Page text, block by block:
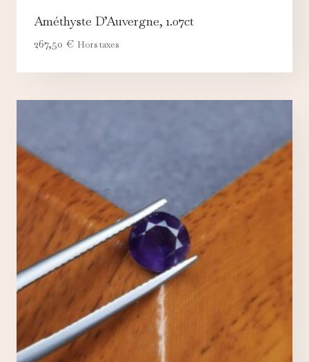
Améthyste D’Auvergne, 1.07ct
267,50 € Hors taxes